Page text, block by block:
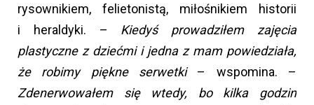
rysownikiem, felietonistą, miłośnikiem historii
i heraldyki. – Kiedyś prowadziłem zajęcia
plastyczne z dziećmi i jedna z mam powiedziała,
że robimy piękne serwetki – wspomina. –
Zdenerwowałem się wtedy, bo kilka godzin